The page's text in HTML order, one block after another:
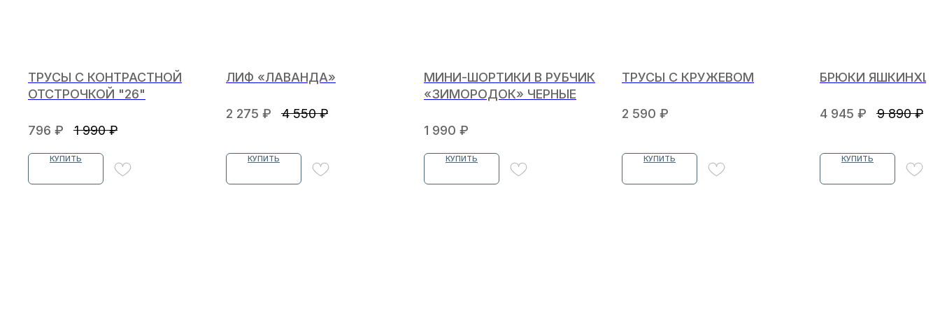
ТРУСЫ С КОНТРАСТНОЙ
ОТСТРОЧКОЙ "26"
796 ₽ 1 990 ₽
КУПИТЬ
ЛИФ «ЛАВАНДА»
2 275 ₽ 4 550 ₽
КУПИТЬ
МИНИ-ШОРТИКИ В РУБЧИК
«ЗИМОРОДОК» ЧЕРНЫЕ
1 990 ₽
КУПИТЬ
ТРУСЫ С КРУЖЕВОМ
2 590 ₽
КУПИТЬ
БРЮКИ
4 945 ₽ 9 890 ₽
КУПИТЬ